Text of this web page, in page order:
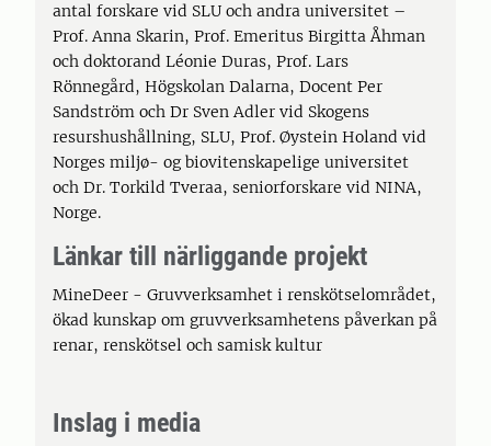
antal forskare vid SLU och andra universitet –
Prof. Anna Skarin, Prof. Emeritus Birgitta Åhman
och doktorand Léonie Duras, Prof. Lars
Rönnegård, Högskolan Dalarna, Docent Per
Sandström och Dr Sven Adler vid Skogens
resurshushållning, SLU, Prof. Øystein Holand vid
Norges miljø- og biovitenskapelige universitet
och Dr. Torkild Tveraa, seniorforskare vid NINA,
Norge.
Länkar till närliggande projekt
MineDeer - Gruvverksamhet i renskötselområdet,
ökad kunskap om gruvverksamhetens påverkan på
renar, renskötsel och samisk kultur
Inslag i media